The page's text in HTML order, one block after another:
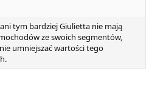
tym bardziej Giulietta nie mają
ze swoich segmentów,
umniejszać wartości tego